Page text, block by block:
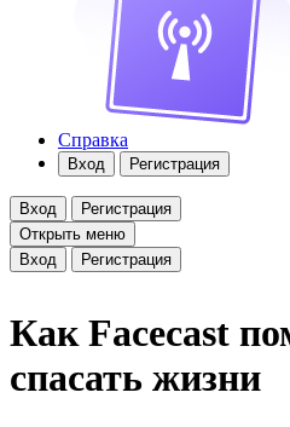
Справка
Вход Регистрация
Вход
Регистрация
Открыть меню
Вход
Регистрация
Как Facecast
спасать жизни